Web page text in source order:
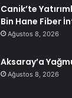
Canik’te
Bin Hane Fiber
Ağustos 8, 2026
Aksaray’a
Ağustos 8, 2026